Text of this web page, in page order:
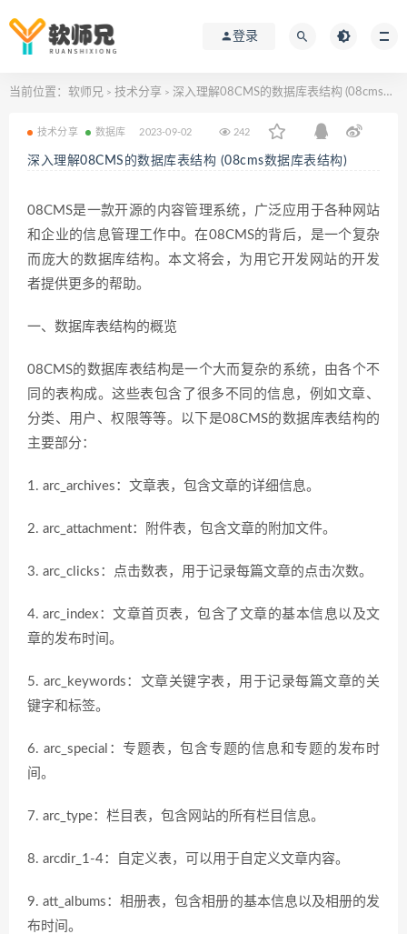
登录
当前位置： 软师兄 > 技术分享 > 深入理解08CMS的数据库表结构 (08cms数据库表结构)
技术分享 数据库 2023-09-02 242
深入理解08CMS的数据库表结构 (08cms数据库表结构)
08CMS是一款开源的内容管理系统，广泛应用于各种网站
和企业的信息管理工作中。在08CMS的背后，是一个复杂
而庞大的数据库结构。本文将会，为用它开发网站的开发
者提供更多的帮助。
一、数据库表结构的概览
08CMS的数据库表结构是一个大而复杂的系统，由各个不
同的表构成。这些表包含了很多不同的信息，例如文章、
分类、用户、权限等等。以下是08CMS的数据库表结构的
主要部分：
1. arc_archives：文章表，包含文章的详细信息。
2. arc_attachment：附件表，包含文章的附加文件。
3. arc_clicks：点击数表，用于记录每篇文章的点击次数。
4. arc_index：文章首页表，包含了文章的基本信息以及文
章的发布时间。
5. arc_keywords：文章关键字表，用于记录每篇文章的关
键字和标签。
6. arc_special：专题表，包含专题的信息和专题的发布时
间。
7. arc_type：栏目表，包含网站的所有栏目信息。
8. arcdir_1-4：自定义表，可以用于自定义文章内容。
9. att_albums：相册表，包含相册的基本信息以及相册的发
布时间。